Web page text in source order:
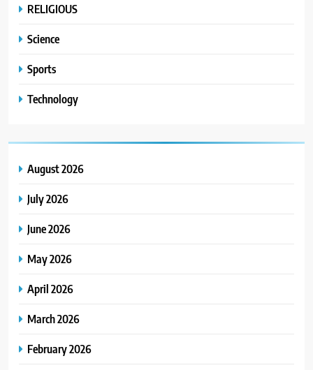
RELIGIOUS
Science
Sports
Technology
August 2026
July 2026
June 2026
May 2026
April 2026
March 2026
February 2026